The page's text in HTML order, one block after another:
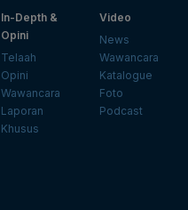
In-Depth &
Opini
Telaah
Opini
Wawancara
Laporan
Khusus
Video
News
Wawancara
Katalogue
Foto
Podcast